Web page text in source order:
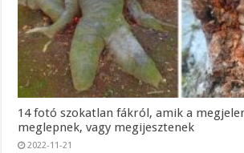
14 fotó szokatlan fákról, amik a
meglepnek, vagy megijesztenek
2022-11-21